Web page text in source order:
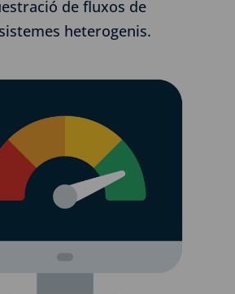
de fluxos de
heterogenis.